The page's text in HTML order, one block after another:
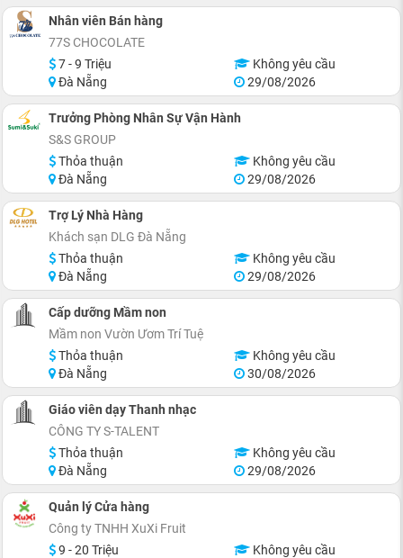
Nhân viên Bán hàng
77S CHOCOLATE
7 - 9 Triệu
Không yêu cầu
Đà Nẵng
29/08/2026
Trưởng Phòng Nhân Sự Vận Hành
S&S GROUP
Thỏa thuận
Không yêu cầu
Đà Nẵng
29/08/2026
Trợ Lý Nhà Hàng
Khách sạn DLG Đà Nẵng
Thỏa thuận
Không yêu cầu
Đà Nẵng
29/08/2026
Cấp dưỡng Mầm non
Mầm non Vườn Ươm Trí Tuệ
Thỏa thuận
Không yêu cầu
Đà Nẵng
30/08/2026
Giáo viên dạy Thanh nhạc
CÔNG TY S-TALENT
Thỏa thuận
Không yêu cầu
Đà Nẵng
29/08/2026
Quản lý Cửa hàng
Công ty TNHH XuXi Fruit
9 - 20 Triệu
Không yêu cầu